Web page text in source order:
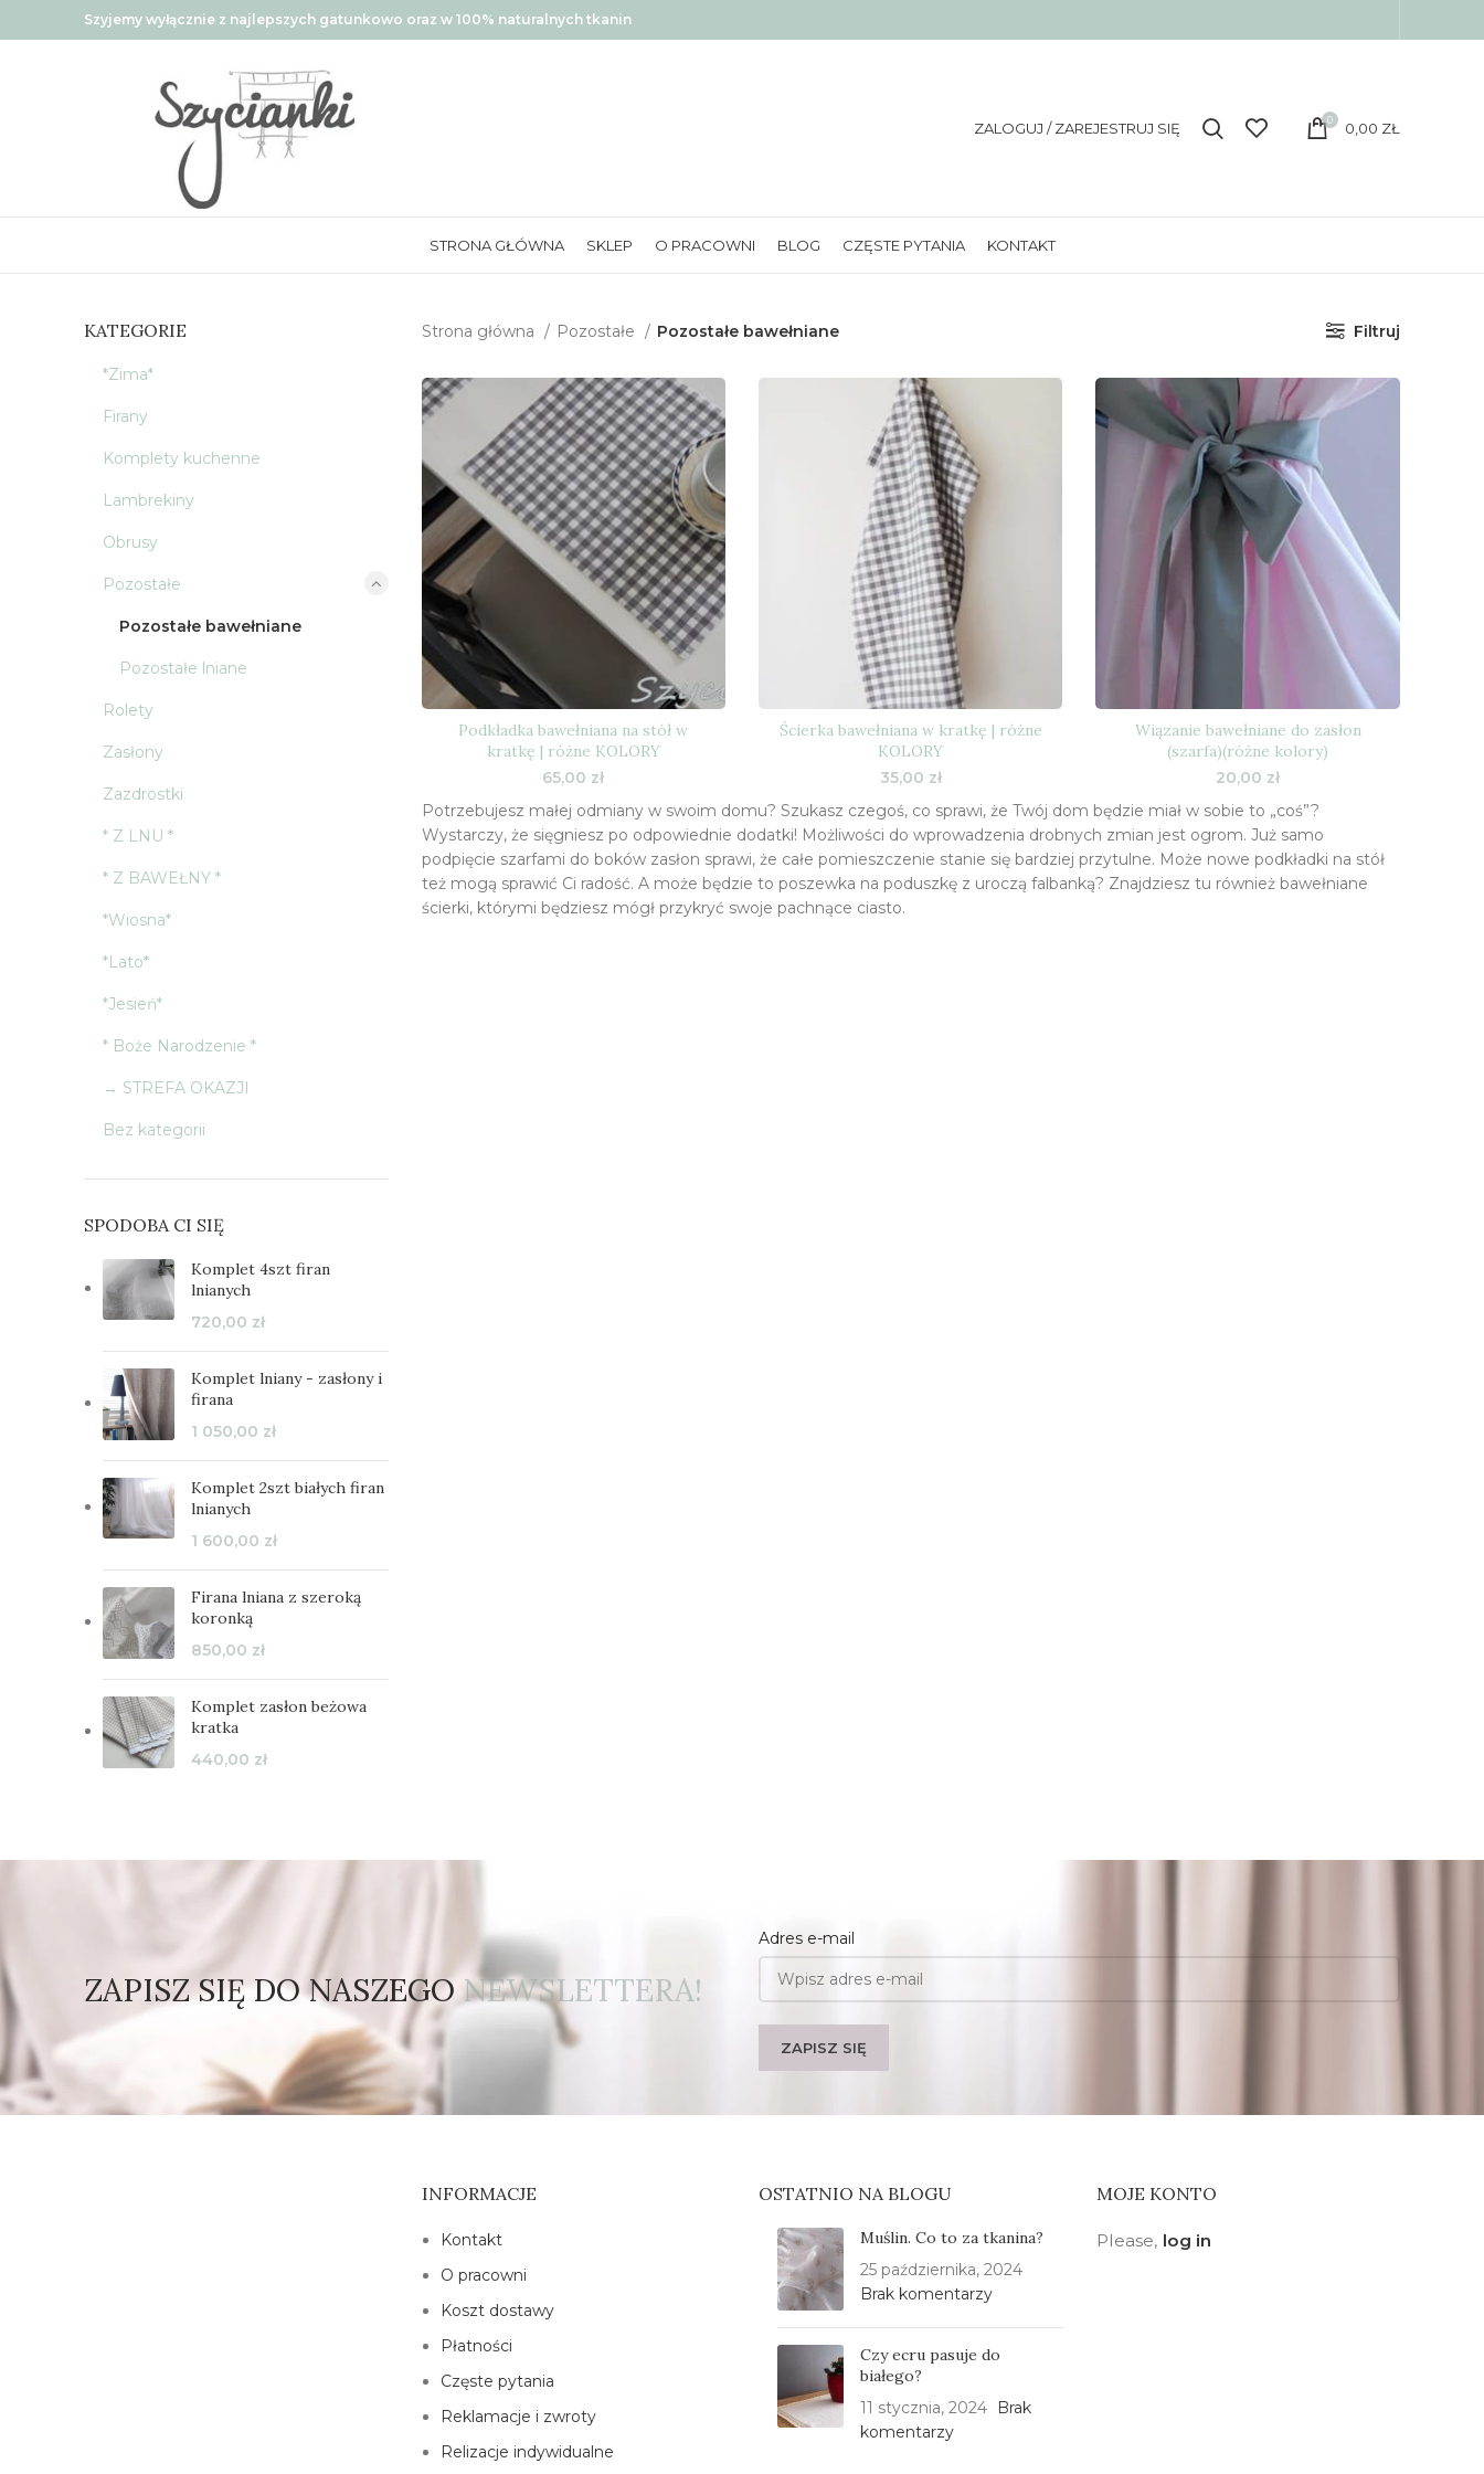
Szyjemy wyłącznie z najlepszych gatunkowo oraz w 100% naturalnych tkanin
ZALOGUJ / ZAREJESTRUJ SIĘ 0 0,00 ZŁ
STRONA GŁÓWNA SKLEP O PRACOWNI BLOG CZĘSTE PYTANIA KONTAKT
KATEGORIE
*Zima*
Firany
Komplety kuchenne
Lambrekiny
Obrusy
Pozostałe
Pozostałe bawełniane
Pozostałe lniane
Rolety
Zasłony
Zazdrostki
* Z LNU *
* Z BAWEŁNY *
*Wiosna*
*Lato*
*Jesień*
* Boże Narodzenie *
→ STREFA OKAZJI
Bez kategorii
SPODOBA CI SIĘ
Komplet 4szt firan
lnianych
720,00 zł
Komplet lniany - zasłony i
firana
1 050,00 zł
Komplet 2szt białych firan
lnianych
1 600,00 zł
Firana lniana z szeroką
koronką
850,00 zł
Komplet zasłon beżowa
kratka
440,00 zł
Strona główna Pozostałe Pozostałe bawełniane Filtruj
Podkładka bawełniana na stół w
kratkę | różne KOLORY
65,00 zł
Ścierka bawełniana w kratkę | różne
KOLORY
35,00 zł
Wiązanie bawełniane do zasłon
(szarfa)(różne kolory)
20,00 zł
Potrzebujesz małej odmiany w swoim domu? Szukasz czegoś, co sprawi, że Twój dom będzie miał w sobie to „coś”?
Wystarczy, że sięgniesz po odpowiednie dodatki! Możliwości do wprowadzenia drobnych zmian jest ogrom. Już samo
podpięcie szarfami do boków zasłon sprawi, że całe pomieszczenie stanie się bardziej przytulne. Może nowe podkładki na stół
też mogą sprawić Ci radość. A może będzie to poszewka na poduszkę z uroczą falbanką? Znajdziesz tu również bawełniane
ścierki, którymi będziesz mógł przykryć swoje pachnące ciasto.
ZAPISZ SIĘ DO NASZEGO NEWSLETTERA!
Adres e-mail
INFORMACJE
Kontakt
O pracowni
Koszt dostawy
Płatności
Częste pytania
Reklamacje i zwroty
Relizacje indywidualne
OSTATNIO NA BLOGU
Muślin. Co to za tkanina?
25 października, 2024
Brak komentarzy
Czy ecru pasuje do
białego?
11 stycznia, 2024
Brak
komentarzy
MOJE KONTO
Please, log in